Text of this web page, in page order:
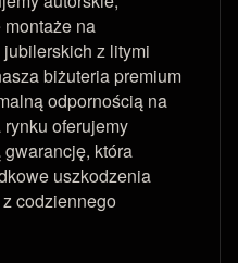
na
z litymi
biżuteria premium
odpornością na
oferujemy
która
uszkodzenia
codziennego